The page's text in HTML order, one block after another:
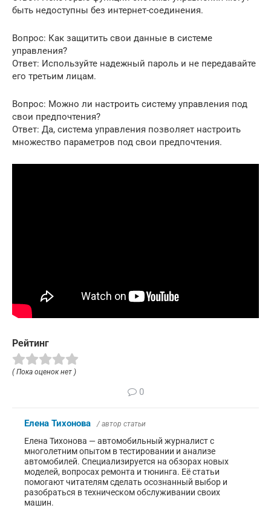
быть недоступны без интернет-соединения.
Вопрос: Как защитить свои данные в системе
управления?
Ответ: Используйте надежный пароль и не передавайте
его третьим лицам.
Вопрос: Можно ли настроить систему управления под
свои предпочтения?
Ответ: Да, система управления позволяет настроить
множество параметров под свои предпочтения.
Рейтинг
( Пока оценок нет )
0
Елена Тихонова / автор статьи
Елена Тихонова — автомобильный журналист с
многолетним опытом в тестировании и анализе
автомобилей. Специализируется на обзорах новых
моделей, вопросах ремонта и тюнинга. Её статьи
помогают читателям сделать осознанный выбор и
разобраться в техническом обслуживании своих
машин.